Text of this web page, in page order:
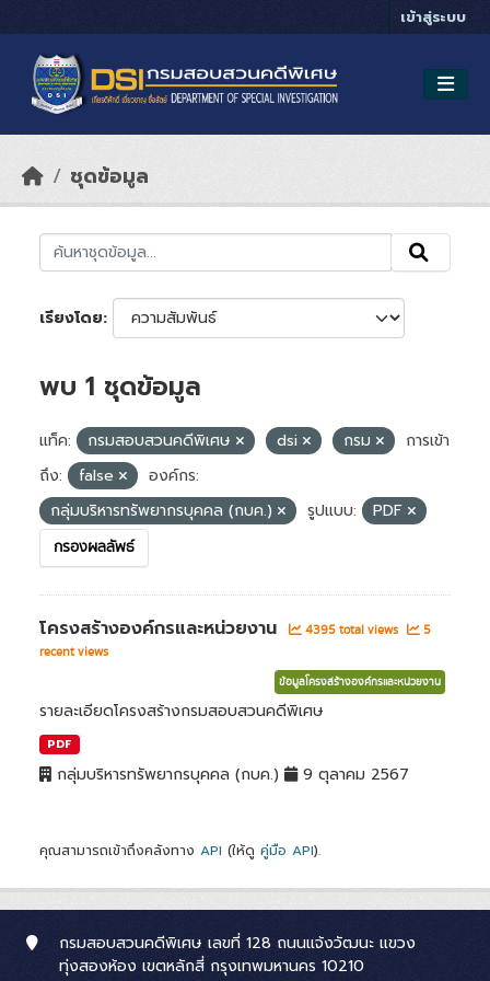
เข้าสู่ระบบ
ชุดข้อมูล
เรียงโดย
พบ 1 ชุดข้อมูล
แท็ค: กรมสอบสวนคดีพิเศษ dsi กรม
การเข้า
ถึง:
false
องค์กร:
กลุ่มบริหารทรัพยากรบุคคล (กบค.)
รูปแบบ: PDF
กรองผลลัพธ์
โครงสร้างองค์กรและหน่วยงาน 4395 total views
5
recent views
ข้อมูลโครงสร้างองค์กรและหน่วยงาน
รายละเอียดโครงสร้างกรมสอบสวนคดีพิเศษ
PDF
กลุ่มบริหารทรัพยากรบุคคล (กบค.) 9 ตุลาคม 2567
คุณสามารถเข้าถึงคลังทาง API (ให้ดู คู่มือ API).
กรมสอบสวนคดีพิเศษ เลขที่ 128 ถนนแจ้งวัฒนะ แขวง
ทุ่งสองห้อง เขตหลักสี่ กรุงเทพมหานคร 10210